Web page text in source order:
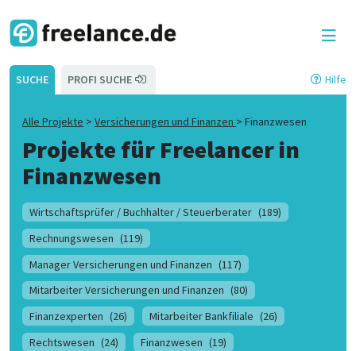
SUCHE PROFI SUCHE Hilfe
Alle Projekte > Versicherungen und Finanzen > Finanzwesen
Projekte für Freelancer in
Finanzwesen
Wirtschaftsprüfer / Buchhalter / Steuerberater (189)
Rechnungswesen (119)
Manager Versicherungen und Finanzen (117)
Mitarbeiter Versicherungen und Finanzen (80)
Finanzexperten (26) Mitarbeiter Bankfiliale (26)
Rechtswesen (24) Finanzwesen (19)